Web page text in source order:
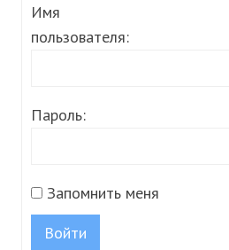
Имя
пользователя:
Пароль:
Запомнить меня
Войти